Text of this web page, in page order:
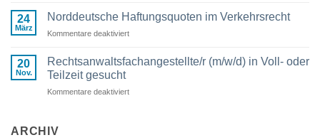
Kraft
Aufsatz
erschienen!
24
März
Norddeutsche Haftungsquoten im Verkehrsrecht
Kommentare deaktiviert
Haftungsquoten
20
Nov.
Rechtsanwaltsfachangestellte/r (m/w/d) in Voll- oder
Teilzeit gesucht
Kommentare deaktiviert
ARCHIV